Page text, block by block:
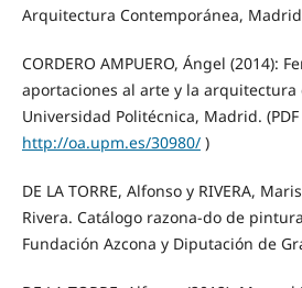
Arquitectura Contemporánea,
CORDERO AMPUERO, Ángel (2014):
aportaciones al arte y la arquitectura
Universidad Politécnica, Madrid.
http://oa.upm.es/30980/)
DE LA TORRE, Alfonso y RIVERA,
Rivera. Catálogo razona-do de
Fundación Azcona y Diputación de